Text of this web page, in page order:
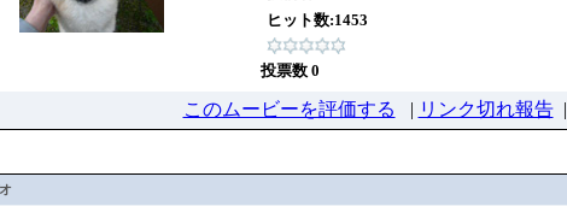
ヒット数:1453
投票数 0
このムービーを評価する | リンク切れ報告|